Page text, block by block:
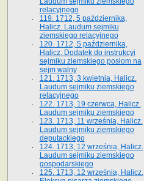
relacyjnego
119. 1712, 5 października,
Halicz. Laudum sejmiku
ziemskiego relacyjnego
120. 1712, 5 października,
Halicz. Dodatek do instrukcyi
sejmiku ziemskiego posłom na
sejm walny
121. 1713, 3 kwietnia, Halicz.
Laudum sejmiku ziemskiego
relacyjnego
122. 1713, 19 czerwca, Halicz.
Laudum sejmiku ziemskiego
123. 1713, 11 września, Halicz.
Laudum sejmiku ziemskiego
deputackiego
124. 1713, 12 września, Halicz.
Laudum sejmiku ziemskiego
gospodarskiego
125. 1713, 12 września, Halicz.